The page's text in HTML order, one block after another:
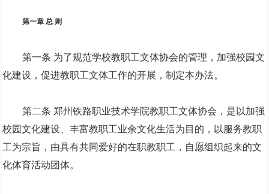
第一章 总 则
第一条 为了规范学校教职工文体协会的管理，加强校园文
化建设，促进教职工文体工作的开展，制定本办法。
第二条 郑州铁路职业技术学院教职工文体协会，是以加强
校园文化建设、丰富教职工业余文化生活为目的，以服务教职
工为宗旨，由具有共同爱好的在职教职工，自愿组织起来的文
化体育活动团体。